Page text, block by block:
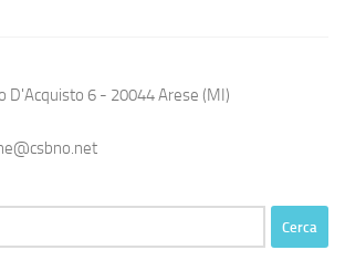
D'Acquisto 6 - 20044 Arese (MI)